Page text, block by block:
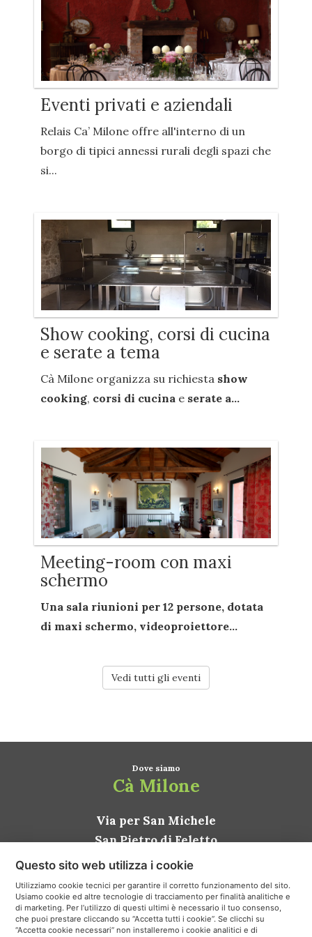
Eventi privati e aziendali
Relais Ca’ Milone offre all'interno di un
borgo di tipici annessi rurali degli spazi che
si...
Show cooking, corsi di cucina
e serate a tema
Cà Milone organizza su richiesta show
cooking, corsi di cucina e serate a...
Meeting-room con maxi
schermo
Una sala riunioni per 12 persone, dotata
di maxi schermo, videoproiettore...
Vedi tutti gli eventi
Dove siamo
Cà Milone
Via per San Michele
San Pietro di Feletto
31020 Conegliano TV
ITALIA
Come arrivare
Questo sito web utilizza i cookie
Utilizziamo cookie tecnici per garantire il corretto funzionamento del sito.
Usiamo cookie ed altre tecnologie di tracciamento per finalità analitiche e
di marketing. Per l’utilizzo di questi ultimi è necessario il tuo consenso,
che puoi prestare cliccando su “Accetta tutti i cookie”. Se clicchi su
“Accetta cookie necessari” non installeremo i cookie analitici e di